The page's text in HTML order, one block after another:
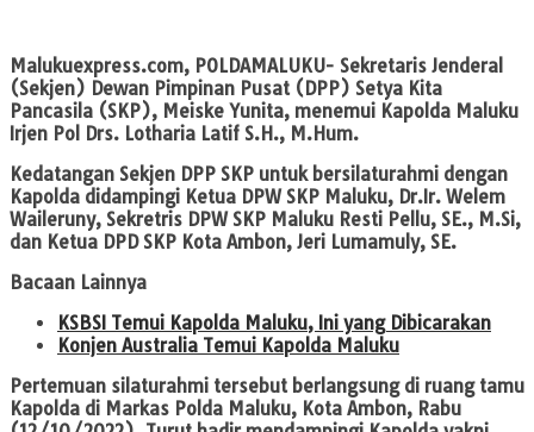
Malukuexpress.com, POLDAMALUKU- Sekretaris Jenderal
(Sekjen) Dewan Pimpinan Pusat (DPP) Setya Kita
Pancasila (SKP), Meiske Yunita, menemui Kapolda Maluku
Irjen Pol Drs. Lotharia Latif S.H., M.Hum.
Kedatangan Sekjen DPP SKP untuk bersilaturahmi dengan
Kapolda didampingi Ketua DPW SKP Maluku, Dr.Ir. Welem
Waileruny, Sekretris DPW SKP Maluku Resti Pellu, SE., M.Si,
dan Ketua DPD SKP Kota Ambon, Jeri Lumamuly, SE.
Bacaan Lainnya
KSBSI Temui Kapolda Maluku, Ini yang Dibicarakan
Konjen Australia Temui Kapolda Maluku
Pertemuan silaturahmi tersebut berlangsung di ruang tamu
Kapolda di Markas Polda Maluku, Kota Ambon, Rabu